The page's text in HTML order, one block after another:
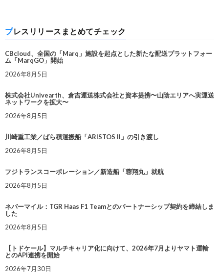
プレスリリースまとめてチェック
CBcloud、全国の「Marq」施設を起点とした新たな配送プラットフォー
ム「MarqGO」開始
2026年8月5日
株式会社Univearth、倉吉運送株式会社と資本提携〜山陰エリアへ実運送
ネットワークを拡大〜
2026年8月5日
川崎重工業／ばら積運搬船「ARISTOS II」の引き渡し
2026年8月5日
フジトランスコーポレーション／新造船「蓉翔丸」就航
2026年8月5日
ネバーマイル：TGR Haas F1 Teamとのパートナーシップ契約を締結しま
した
2026年8月5日
【トドケール】マルチキャリア化に向けて、2026年7月よりヤマト運輸
とのAPI連携を開始
2026年7月30日